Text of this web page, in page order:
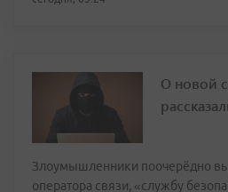
О новой
Злоумышленники поочерёдно
оператора связи, «службу